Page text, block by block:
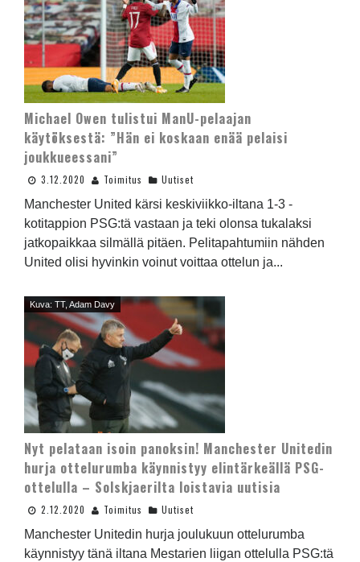
Michael Owen tulistui ManU-pelaajan
käytöksestä: ”Hän ei koskaan enää pelaisi
joukkueessani”
3.12.2020 Toimitus Uutiset
Manchester United kärsi keskiviikko-iltana 1-3 -
kotitappion PSG:tä vastaan ja teki olonsa tukalaksi
jatkopaikkaa silmällä pitäen. Pelitapahtumiin nähden
United olisi hyvinkin voinut voittaa ottelun ja...
Kuva: TT, Adam Davy
Nyt pelataan isoin panoksin! Manchester Unitedin
hurja ottelurumba käynnistyy elintärkeällä PSG-
ottelulla – Solskjaerilta loistavia uutisia
2.12.2020 Toimitus Uutiset
Manchester Unitedin hurja joulukuun ottelurumba
käynnistyy tänä iltana Mestarien liigan ottelulla PSG:tä